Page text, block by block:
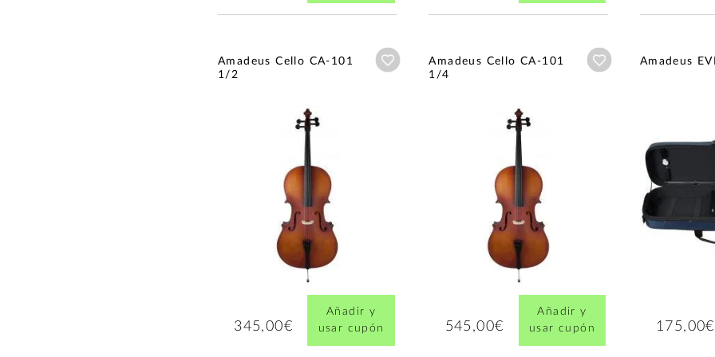
Amadeus Cello CA-101
1/2
Añadir a wishlist
345,00€
Añadir y
usar cupón
Amadeus Cello CA-101
1/4
Añadir a wishlist
545,00€
Añadir y
usar cupón
Amadeus
175,00€